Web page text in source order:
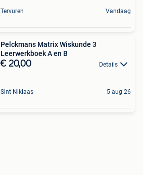
Tervuren Vandaag
Pelckmans Matrix Wiskunde 3
Leerwerkboek A en B
€ 20,00 Details
Sint-Niklaas 5 aug 26